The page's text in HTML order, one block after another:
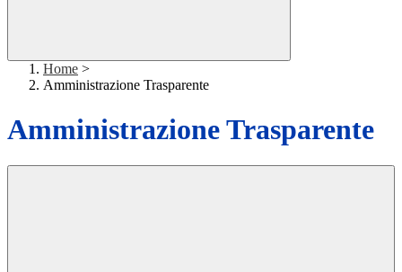
Home >
Amministrazione Trasparente
Amministrazione Trasparente